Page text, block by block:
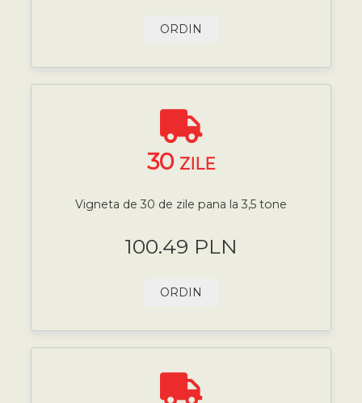
ORDIN
30 ZILE
Vigneta de 30 de zile pana la 3,5 tone
100.49 PLN
ORDIN